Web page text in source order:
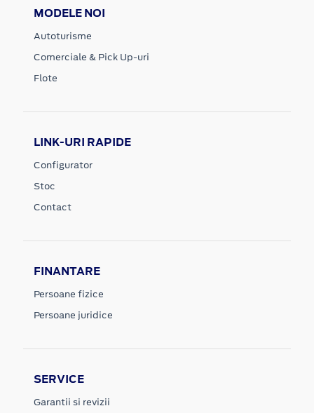
MODELE NOI
Autoturisme
Comerciale & Pick Up-uri
Flote
LINK-URI RAPIDE
Configurator
Stoc
Contact
FINANTARE
Persoane fizice
Persoane juridice
SERVICE
Garantii si revizii